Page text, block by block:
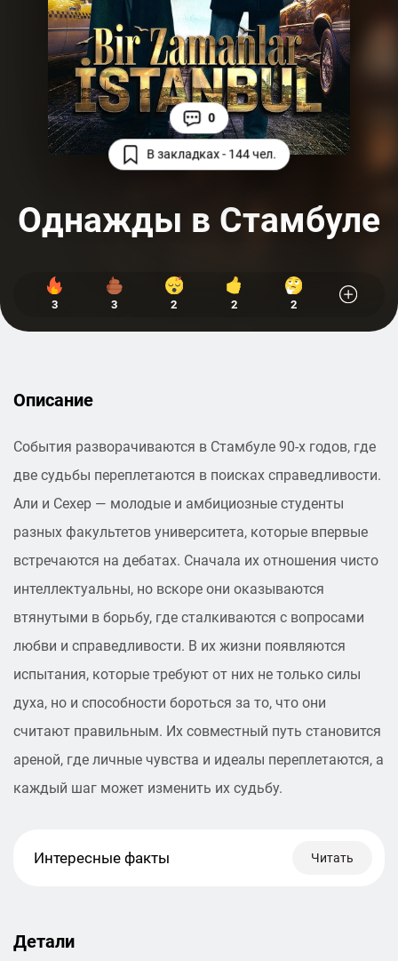
В закладках - 144 чел.
0
Однажды в Стамбуле
3 3 2 2 2
Описание
События разворачиваются в Стамбуле 90-х годов, где
две судьбы переплетаются в поисках справедливости.
Али и Сехер — молодые и амбициозные студенты
разных факультетов университета, которые впервые
встречаются на дебатах. Сначала их отношения чисто
интеллектуальны, но вскоре они оказываются
втянутыми в борьбу, где сталкиваются с вопросами
любви и справедливости. В их жизни появляются
испытания, которые требуют от них не только силы
духа, но и способности бороться за то, что они
считают правильным. Их совместный путь становится
ареной, где личные чувства и идеалы переплетаются, а
каждый шаг может изменить их судьбу.
Интересные факты Читать
Детали